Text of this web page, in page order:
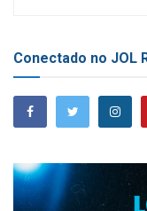
Conectado no JOL